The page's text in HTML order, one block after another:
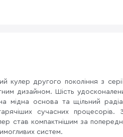
кулер другого покоління з
дизайном. Шість
мідна основа та щільний
сучасних процесорів.
став компактнішим за
систем.